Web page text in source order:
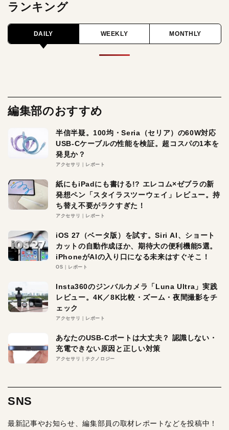
ランキング
DAILY WEEKLY MONTHLY
編集部のおすすめ
半信半疑。100均・Seria（セリア）の60W対応
USB-Cケーブルの性能を検証。超コスパの1本を
発見か？
アクセサリ レポート
紙にもiPadにも書ける!? エレコム×ゼブラの新
発想ペン「スタイラスツーウェイ」レビュー。持
ち替え不要がラクすぎた！
アクセサリ レポート
iOS 27（ベータ版）を試す。Siri AI、ショート
カットの自動作成ほか、期待大の便利機能5選。
iPhoneがAIの入り口になる未来はすぐそこ！
OS レポート
Insta360のジンバルカメラ「Luna Ultra」実践
レビュー。4K／8K比較・ズーム・夜間撮影をチ
ェック
アクセサリ レポート
あなたのUSB-Cポートは大丈夫？ 認識しない・
充電できない原因と正しい対策
アクセサリ テクノロジー
SNS
最新記事やお知らせ、編集部員の取材レポートなどを投稿中！